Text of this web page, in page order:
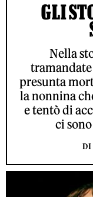
GLI
Nella
presunta
la nonnina
e tentò di
ci
DI